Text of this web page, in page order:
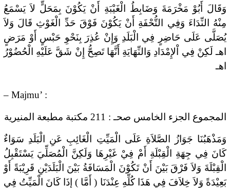
وَقَالَ أَبُوْ مَخْرَمَةَ وَضَابِطُ الْغَيْبَةِ أَنْ يَكُوْنَ بِمَحَلٍّ لاَ يَسْمَعُ
مِنْهُ النِّدَاءَ وَفِي التُّحْفَةِ أَنْ يَكُوْنَ فَوْقَ حَدِّ الْغَوْثِ قَالَ وَلاَ
يُصَلَّى عَلَى حَاضِرٍ فِي الْبَلَدِ وَإِنْ عُذِرَ بِنَحْوِ حَبْسٍ أَوْ مَرَضٍ
اهـ لَكِنْ فِي اْلإِمْدَادِ وَالنِّهَايَةِ أَنَّهَا تَصِحُّ إِنْ شَقَّ عَلَيْهِ الْحُضُوْرُ
اهـ
– Majmu’ :
المجموع الجزء الخامس صحـ : 211 مكتبة مطبعة المنيرية
وَمَذْهَبُنَا جَوَازُ الصَّلاَةِ عَلَى الْمَيِّتِ الْغَائِبِ عَنِ الْبَلَدِ سَوَاءٌ
كَانَ فِي جِهَةِ الْقِبْلَةِ أَمْ فِيْ غَيْرِهَا وَلَكِنَّ الْمُصَلِّيَ يَسْتَقْبِلُ
الْقِبْلَةَ وَلاَ فَرْقَ بَيْنَ أَنْ تَكُوْنَ الْمَسَافَةُ بَيْنَ الْبَلَدَيْنِ قَرِيْبَةً أَوْ
بَعِيْدَةً وَلاَ خِلاَفَ فِي هَذَا كُلِّهِ عِنْدَنَا ( أَمَّا ) إذَا كَانَ الْمَيِّتُ فِي